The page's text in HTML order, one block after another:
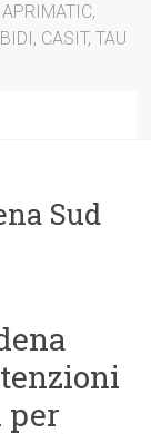
CASIT, TAU
Sud
per